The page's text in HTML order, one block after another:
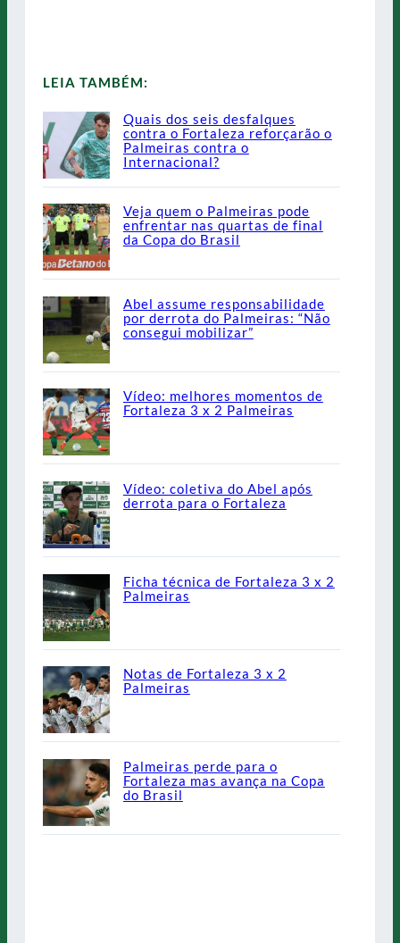
LEIA TAMBÉM:
Quais dos seis desfalques
contra o Fortaleza reforçarão o
Palmeiras contra o
Internacional?
Veja quem o Palmeiras pode
enfrentar nas quartas de final
da Copa do Brasil
Abel assume responsabilidade
por derrota do Palmeiras: “Não
consegui mobilizar”
Vídeo: melhores momentos de
Fortaleza 3 x 2 Palmeiras
Vídeo: coletiva do Abel após
derrota para o Fortaleza
Ficha técnica de Fortaleza 3 x 2
Palmeiras
Notas de Fortaleza 3 x 2
Palmeiras
Palmeiras perde para o
Fortaleza mas avança na Copa
do Brasil